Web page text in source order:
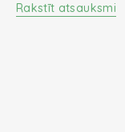
Rakstīt atsauksmi